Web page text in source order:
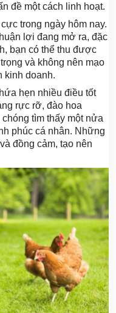
đề một cách linh hoạt.
trong ngày hôm nay.
lợi đang mở ra, đặc
bạn có thể thu được
và không nên mạo
kinh doanh.
hẹn nhiều điều tốt
rực rỡ, đào hoa
tìm thấy một nửa
phúc cá nhân. Những
đồng cảm, tạo nên